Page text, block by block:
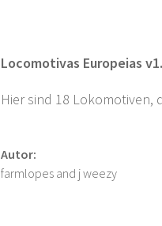
Locomotivas Europeias
Hier sind 18 Lokomotiven,
Autor:
farmlopes and j weezy